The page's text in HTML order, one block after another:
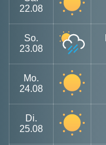
22.08
So.
23.08
Mo.
24.08
Di.
25.08